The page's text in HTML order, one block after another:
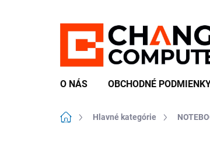
O NÁS OBCHODNÉ
DomovHlavné kategórie